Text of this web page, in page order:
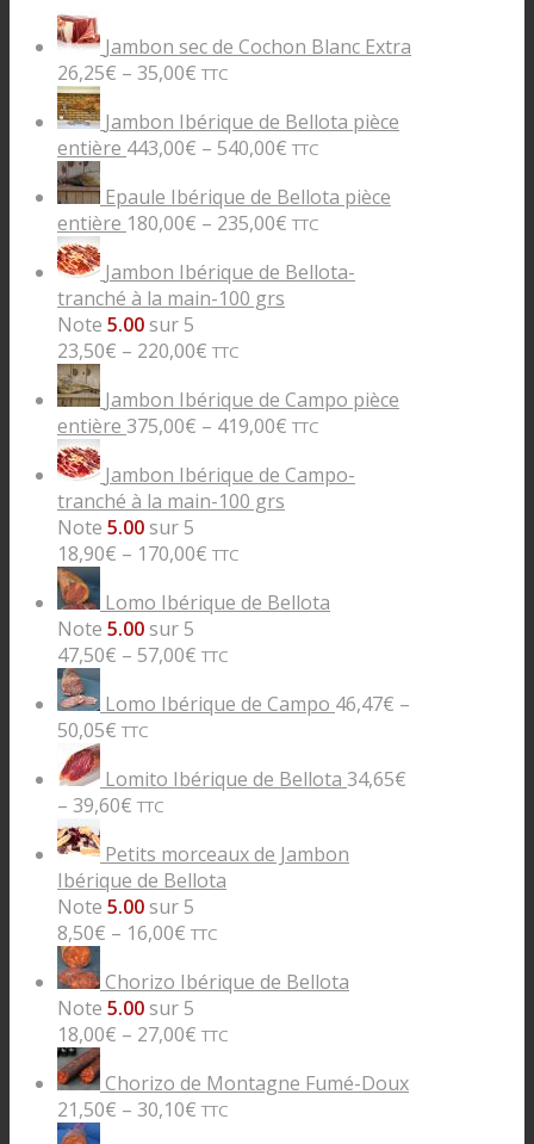
Jambon sec de Cochon Blanc Extra
26,25€ – 35,00€ TTC
Jambon Ibérique de Bellota pièce
entière 443,00€ – 540,00€ TTC
Epaule Ibérique de Bellota pièce
entière 180,00€ – 235,00€ TTC
Jambon Ibérique de Bellota-
tranché à la main-100 grs
Note 5.00sur 5
23,50€ – 220,00€ TTC
Jambon Ibérique de Campo pièce
entière 375,00€ – 419,00€ TTC
Jambon Ibérique de Campo-
tranché à la main-100 grs
Note 5.00sur 5
18,90€ – 170,00€ TTC
Lomo Ibérique de Bellota
Note 5.00sur 5
47,50€ – 57,00€ TTC
Lomo Ibérique de Campo 46,47€ –
50,05€ TTC
Lomito Ibérique de Bellota 34,65€
– 39,60€ TTC
Petits morceaux de Jambon
Ibérique de Bellota
Note 5.00sur 5
8,50€ – 16,00€ TTC
Chorizo Ibérique de Bellota
Note 5.00sur 5
18,00€ – 27,00€ TTC
Chorizo de Montagne Fumé-Doux
21,50€ – 30,10€ TTC